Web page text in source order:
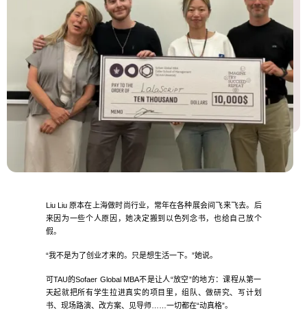
Liu Liu 原本在上海做时尚行业，常年在各种展会间飞来飞去。后
来因为一些个人原因，她决定搬到以色列念书，也给自己放个
假。
“我不是为了创业才来的。只是想生活一下。”她说。
可TAU的Sofaer Global MBA不是让人“放空”的地方：课程从第一
天起就把所有学生拉进真实的项目里，组队、做研究、写计划
书、现场路演、改方案、见导师……一切都在“动真格”。